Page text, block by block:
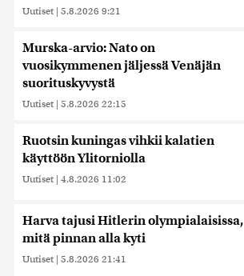
Uutiset | 5.8.2026 9:21
Murska-arvio: Nato on
vuosikymmenen jäljessä Venäjän
suorituskyvystä
Uutiset | 5.8.2026 22:15
Ruotsin kuningas vihkii kalatien
käyttöön Ylitorniolla
Uutiset | 4.8.2026 11:02
Harva tajusi Hitlerin olympialaisissa,
mitä pinnan alla kyti
Uutiset | 5.8.2026 21:41